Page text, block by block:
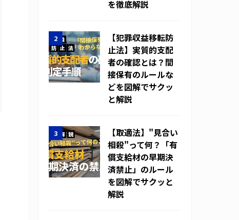
を徹底解説
【犯罪収益移転防
止法】実質的支配
者の確認とは？間
接保有のルールな
どを図解でサクッ
と解説
【取適法】"見合い
相殺"って何？「有
償支給材の早期決
済禁止」のルール
を図解でサクッと
解説